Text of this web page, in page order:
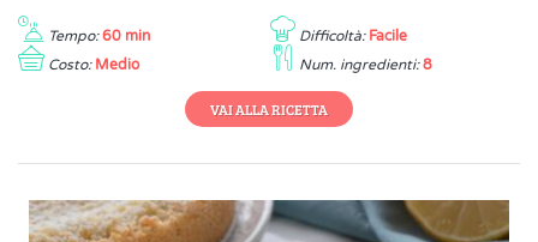
Tempo: 60 min Difficoltà: Facile
Costo: Medio Num. ingredienti: 8
VAI ALLA RICETTA